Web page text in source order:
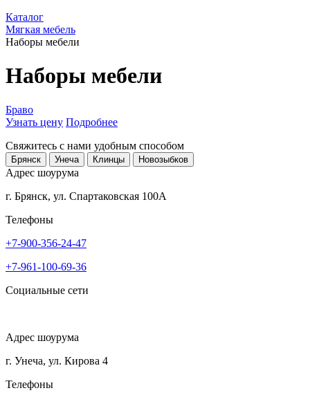
Каталог
Мягкая мебель
Наборы мебели
Наборы мебели
Браво
Узнать цену Подробнее
Свяжитесь с нами удобным способом
Брянск Унеча Клинцы Новозыбков
Адрес шоурума
г. Брянск, ул. Спартаковская 100А
Телефоны
+7-900-356-24-47
+7-961-100-69-36
Социальные сети
Адрес шоурума
г. Унеча, ул. Кирова 4
Телефоны